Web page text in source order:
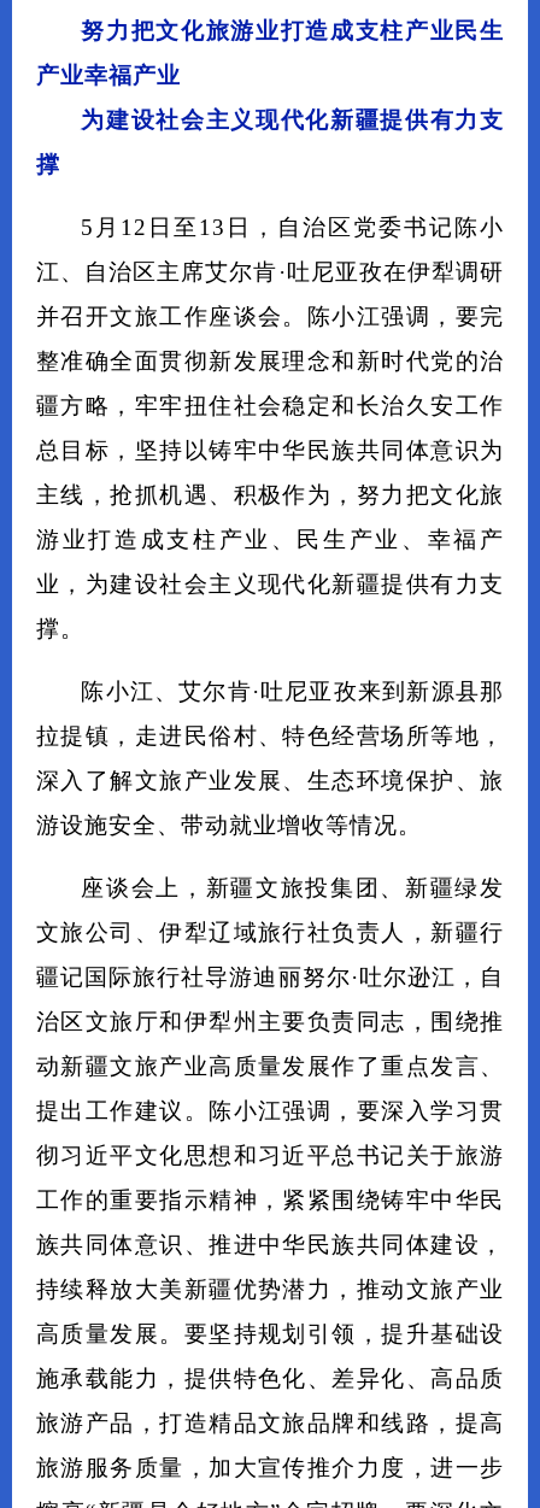
努力把文化旅游业打造成支柱产业民生
产业幸福产业
为建设社会主义现代化新疆提供有力支
撑
5月12日至13日，自治区党委书记陈小
江、自治区主席艾尔肯·吐尼亚孜在伊犁调研
并召开文旅工作座谈会。陈小江强调，要完
整准确全面贯彻新发展理念和新时代党的治
疆方略，牢牢扭住社会稳定和长治久安工作
总目标，坚持以铸牢中华民族共同体意识为
主线，抢抓机遇、积极作为，努力把文化旅
游业打造成支柱产业、民生产业、幸福产
业，为建设社会主义现代化新疆提供有力支
撑。
陈小江、艾尔肯·吐尼亚孜来到新源县那
拉提镇，走进民俗村、特色经营场所等地，
深入了解文旅产业发展、生态环境保护、旅
游设施安全、带动就业增收等情况。
座谈会上，新疆文旅投集团、新疆绿发
文旅公司、伊犁辽域旅行社负责人，新疆行
疆记国际旅行社导游迪丽努尔·吐尔逊江，自
治区文旅厅和伊犁州主要负责同志，围绕推
动新疆文旅产业高质量发展作了重点发言、
提出工作建议。陈小江强调，要深入学习贯
彻习近平文化思想和习近平总书记关于旅游
工作的重要指示精神，紧紧围绕铸牢中华民
族共同体意识、推进中华民族共同体建设，
持续释放大美新疆优势潜力，推动文旅产业
高质量发展。要坚持规划引领，提升基础设
施承载能力，提供特色化、差异化、高品质
旅游产品，打造精品文旅品牌和线路，提高
旅游服务质量，加大宣传推介力度，进一步